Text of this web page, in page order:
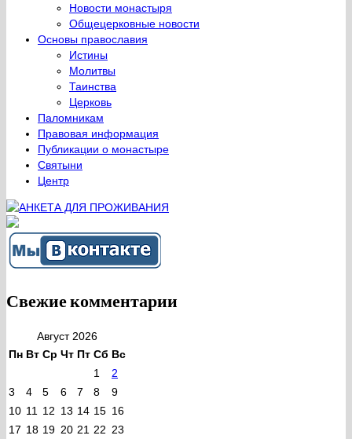
Новости монастыря
Общецерковные новости
Основы православия
Истины
Молитвы
Таинства
Церковь
Паломникам
Правовая информация
Публикации о монастыре
Святыни
Центр
Свежие комментарии
Август 2026
Пн Вт Ср Чт Пт Сб Вс
1
2
3
4 5 6 7 8
9
10 11 12 13 14 15 16
17 18 19 20 21 22 23